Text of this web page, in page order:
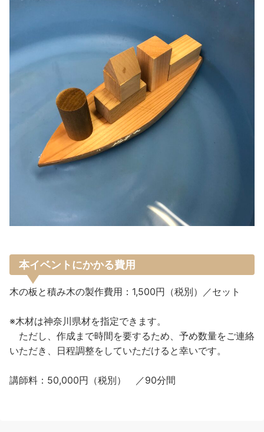
本イベントにかかる費用
木の板と積み木の製作費用：1,500円（税別）／セット
※木材は神奈川県材を指定できます。
ただし、作成まで時間を要するため、予め数量をご連絡
いただき、日程調整をしていただけると幸いです。
講師料：50,000円（税別） ／90分間